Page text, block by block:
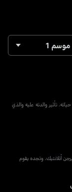
موسم 1
تأثير والدته عليه والذي
أتلانتيك، وتجده يقوم